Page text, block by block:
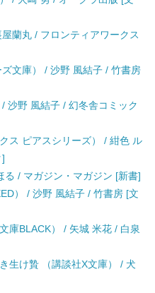
蘭丸 / フロンティアワークス
文庫） / 沙野 風結子 / 竹書房
沙野 風結子 / 幻冬舎コミック
ス ピアスシリーズ） / 紺色 ル
/ マガジン・マガジン [新書]
） / 沙野 風結子 / 竹書房 [文
庫BLACK） / 矢城 米花 / 白泉
生け贄 （講談社X文庫） / 犬